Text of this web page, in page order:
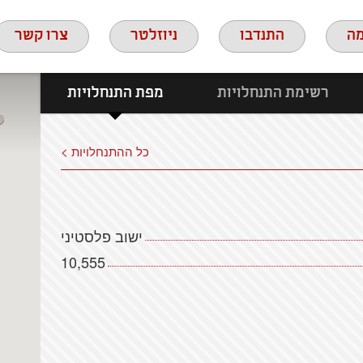
התנדבו ניוזלטר צרו קשר
רשימת התנחלויות מפת התנחלויות
כל ההתנחלויות >
ישוב פלסטיני
10,555